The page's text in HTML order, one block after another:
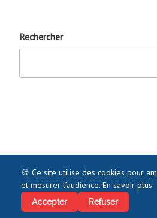
Rechercher
©2021 COMMENTJOINDRE.FR - TOUS
🍪 Ce site utilise des cookies pour
et mesurer l’audience. En savoir plus
Accepter Refuser